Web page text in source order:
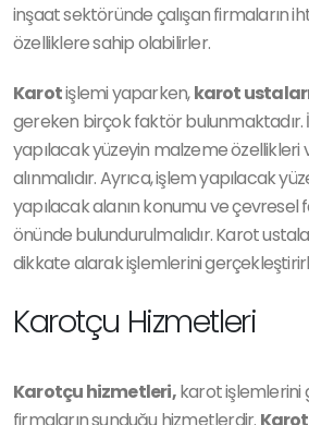
inşaat sektöründe çalışan firmaların
özelliklere sahip olabilirler.
Karotişlemi yaparken,karot
gereken birçok faktör bulunmaktadır.
yapılacak yüzeyin malzeme özellikleri
alınmalıdır. Ayrıca, işlem yapılacak
yapılacak alanın konumu ve
önünde bulundurulmalıdır. Karot
dikkate alarak işlemlerini
Karotçu Hizmetleri
Karotçu hizmetleri,karot işlemlerini
firmaların sunduğu hizmetlerdir.